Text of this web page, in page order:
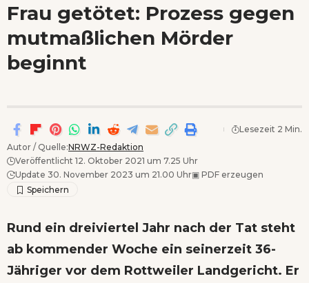
Frau getötet: Prozess gegen
mutmaßlichen Mörder
beginnt
Autor / Quelle:NRWZ-Redaktion
Veröffentlicht 12. Oktober 2021 um 7.25 Uhr
Update 30. November 2023 um 21.00 Uhr▣ PDF erzeugen
Lesezeit 2 Min.
Rund ein dreiviertel Jahr nach der Tat steht
ab kommender Woche ein seinerzeit 36-
Jähriger vor dem Rottweiler Landgericht. Er